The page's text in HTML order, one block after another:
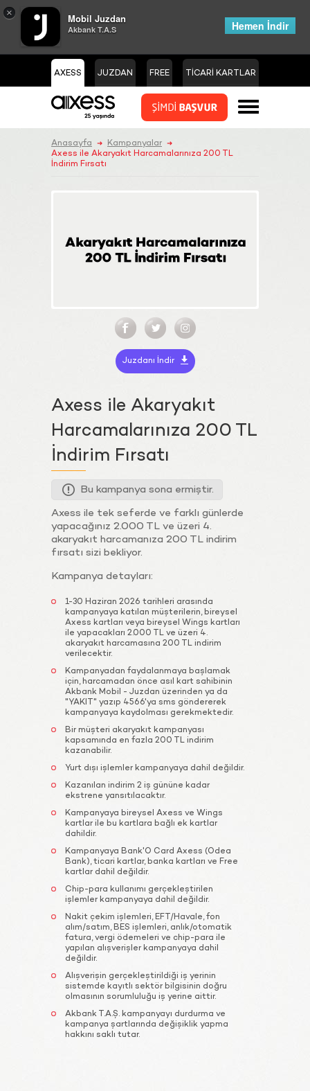
× Mobil Juzdan
Akbank T.A.S Hemen İndir
AXESS JUZDAN FREE TİCARİ KARTLAR
Anasayfa ➜ Kampanyalar ➜
Axess ile Akaryakıt Harcamalarınıza 200 TL
İndirim Fırsatı
Juzdanı İndir
Axess ile Akaryakıt
Harcamalarınıza 200 TL
İndirim Fırsatı
Bu kampanya sona ermiştir.
Axess ile tek seferde ve farklı günlerde
yapacağınız 2.000 TL ve üzeri 4.
akaryakıt harcamanıza 200 TL indirim
fırsatı sizi bekliyor.
Kampanya detayları:
1-30 Haziran 2026 tarihleri arasında
kampanyaya katılan müşterilerin, bireysel
Axess kartları veya bireysel Wings kartları
ile yapacakları 2.000 TL ve üzeri 4.
akaryakıt harcamasına 200 TL indirim
verilecektir.
Kampanyadan faydalanmaya başlamak
için, harcamadan önce asıl kart sahibinin
Akbank Mobil - Juzdan üzerinden ya da
"YAKIT" yazıp 4566'ya sms göndererek
kampanyaya kaydolması gerekmektedir.
Bir müşteri akaryakıt kampanyası
kapsamında en fazla 200 TL indirim
kazanabilir.
Yurt dışı işlemler kampanyaya dahil değildir.
Kazanılan indirim 2 iş gününe kadar
ekstrene yansıtılacaktır.
Kampanyaya bireysel Axess ve Wings
kartlar ile bu kartlara bağlı ek kartlar
dahildir.
Kampanyaya Bank'O Card Axess (Odea
Bank), ticari kartlar, banka kartları ve Free
kartlar dahil değildir.
Chip-para kullanımı gerçekleştirilen
işlemler kampanyaya dahil değildir.
Nakit çekim işlemleri, EFT/Havale, fon
alım/satım, BES işlemleri, anlık/otomatik
fatura, vergi ödemeleri ve chip-para ile
yapılan alışverişler kampanyaya dahil
değildir.
Alışverişin gerçekleştirildiği iş yerinin
sistemde kayıtlı sektör bilgisinin doğru
olmasının sorumluluğu iş yerine aittir.
Akbank T.A.Ş. kampanyayı durdurma ve
kampanya şartlarında değişiklik yapma
hakkını saklı tutar.